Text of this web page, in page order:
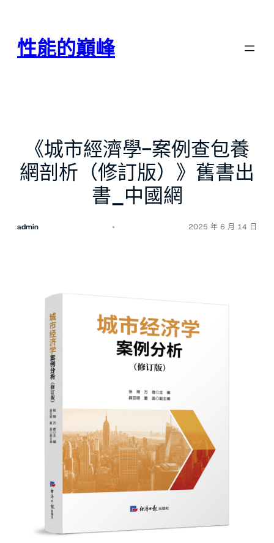
性能的巔峰
《城市經濟學-案例查包養
網剖析（修訂版）》舊書出
書_中國網
admin 2025 年 6 月 14 日